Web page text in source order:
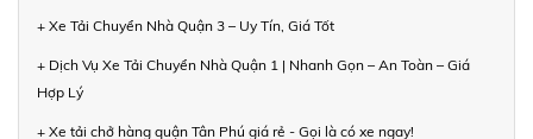
+ Xe Tải Chuyển Nhà Quận 3 – Uy Tín, Giá Tốt
+ Dịch Vụ Xe Tải Chuyển Nhà Quận 1 | Nhanh Gọn – An Toàn – Giá
Hợp Lý
+ Xe tải chở hàng quận Tân Phú giá rẻ - Gọi là có xe ngay!